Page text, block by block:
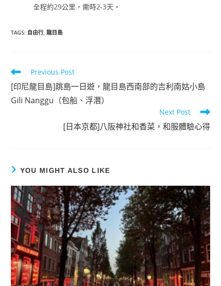
全程約29公里，需時2-3天。
TAGS: 自由行, 龍目島
Read
articles
Previous Post
[印尼龍目島]跳島一日遊，龍目島西南部的吉利南姑小島
Gili Nanggu（包船、浮潛）
Next Post
[日本京都]八阪神社和香菜，和服體驗心得
YOU MIGHT ALSO LIKE